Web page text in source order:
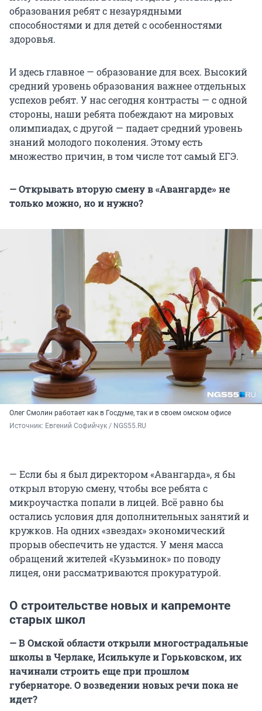
образования ребят с незаурядными
способностями и для детей с особенностями
здоровья.
И здесь главное — образование для всех. Высокий
средний уровень образования важнее отдельных
успехов ребят. У нас сегодня контрасты — с одной
стороны, наши ребята побеждают на мировых
олимпиадах, с другой — падает средний уровень
знаний молодого поколения. Этому есть
множество причин, в том числе тот самый ЕГЭ.
— Открывать вторую смену в «Авангарде» не
только можно, но и нужно?
Олег Смолин работает как в Госдуме, так и в своем омском офисе
Источник: Евгений Софийчук / NGS55.RU
— Если бы я был директором «Авангарда», я бы
открыл вторую смену, чтобы все ребята с
микроучастка попали в лицей. Всё равно бы
остались условия для дополнительных занятий и
кружков. На одних «звездах» экономический
прорыв обеспечить не удастся. У меня масса
обращений жителей «Кузьминок» по поводу
лицея, они рассматриваются прокуратурой.
О строительстве новых и капремонте
старых школ
— В Омской области открыли многострадальные
школы в Черлаке, Исилькуле и Горьковском, их
начинали строить еще при прошлом
губернаторе. О возведении новых речи пока не
идет?